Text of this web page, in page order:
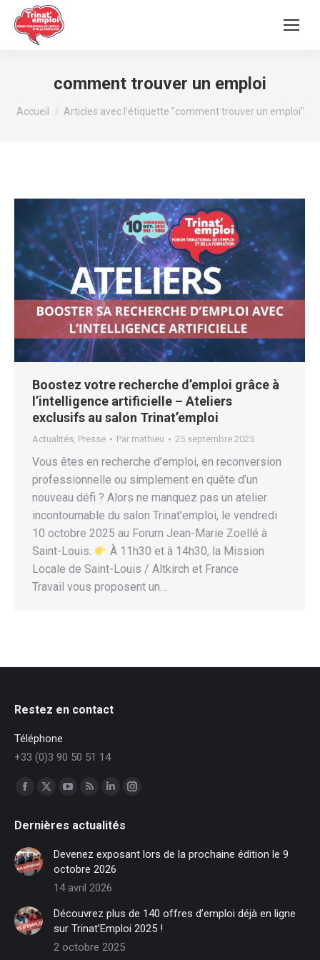
comment trouver un emploi
Vous êtes ici :
Accueil Articles avec l’étiquette "comment trouver un emploi"
Boostez votre recherche d’emploi grâce à
l’intelligence artificielle – Ateliers
exclusifs au salon Trinat’emploi
Actualités, Presse Par mathieu 25 septembre 2025
Vous êtes en recherche d’emploi, en reconversion
professionnelle ou simplement en quête d’un
nouveau défi ? Alors ne manquez pas un atelier
incontournable du salon Trinat’emploi, le vendredi
10 octobre 2025 au Forum Jean-Marie Zoellé à
Saint-Louis.
À 11h30 et à 14h30, la Mission
Locale de Saint-Louis / Altkirch et France
Travail vous proposent un…
Restez en contact
Téléphone
+33 (0)3 90 50 51 14
Trouvez nous sur :
Facebook
opens
in
new
window
X
opens
new
window
opens
in
new
window
opens
in
new
window
LinkedIn
opens
in
new
window
Instagram
in
Dernières actualités
Devenez exposant lors de la prochaine édition le 9
octobre 2026
14 avril 2026
Découvrez plus de 140 offres d’emploi déjà en ligne
sur Trinat’Emploi 2025 !
2 octobre 2025